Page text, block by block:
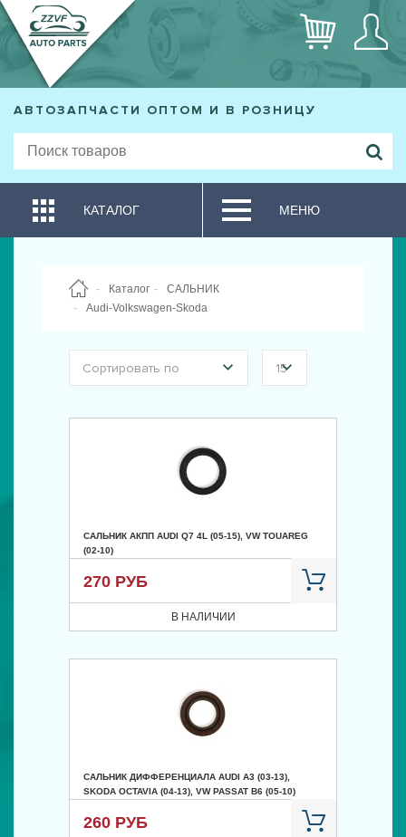
АВТОЗАПЧАСТИ ОПТОМ И В РОЗНИЦУ
КАТАЛОГ МЕНЮ
Каталог
САЛЬНИК
Audi-Volkswagen-Skoda
Сортировать по 15
САЛЬНИК АКПП AUDI Q7 4L (05-15), VW TOUAREG
(02-10)
270 РУБ
В НАЛИЧИИ
САЛЬНИК ДИФФЕРЕНЦИАЛА AUDI A3 (03-13),
SKODA OCTAVIA (04-13), VW PASSAT B6 (05-10)
260 РУБ